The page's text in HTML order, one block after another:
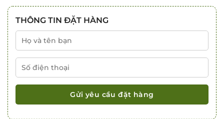
THÔNG TIN ĐẶT HÀNG